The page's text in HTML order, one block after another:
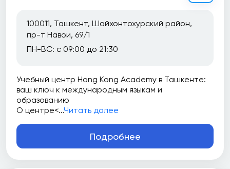
100011, Ташкент, Шайхонтохурский район,
пр-т Навои, 69/1
ПН-ВС: с 09:00 до 21:30
Учебный центр Hong Kong Academy в Ташкенте:
ваш ключ к международным языкам и
образованию
О центре<...Читать далее
Подробнее